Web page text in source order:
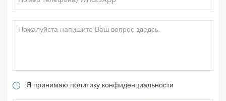
Я принимаю политику конфиденциальности